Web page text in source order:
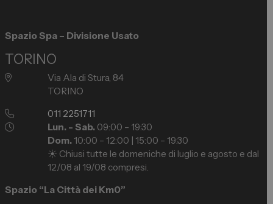
Spazio Spa – Divisione Usato
TORINO
Via Ala di Stura, 84
TORINO
011 2251711
Lun. - Sab. 09:00 – 19:30
Dom. 10:00 – 12:00 | 15:00 – 19:30
☀️ Chiusi tutte le domeniche di luglio e agosto e dal
12/08 al 19/08 compresi.
Spazio “La Città dei Km0”